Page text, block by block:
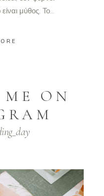
μύθος. Το...
ON